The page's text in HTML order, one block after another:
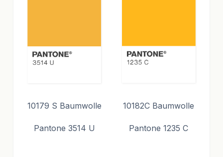
10179 S Baumwolle
Pantone 3514 U
10182C Baumwolle
Pantone 1235 C